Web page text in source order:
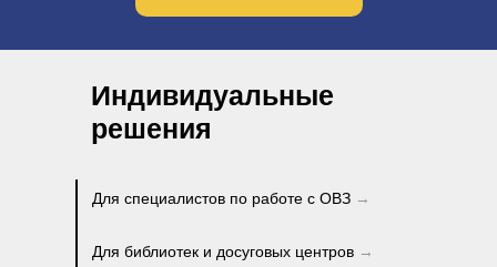
Индивидуальные
решения
Для библиотек и досуговых центров →
Для специалистов по работе с ОВЗ →